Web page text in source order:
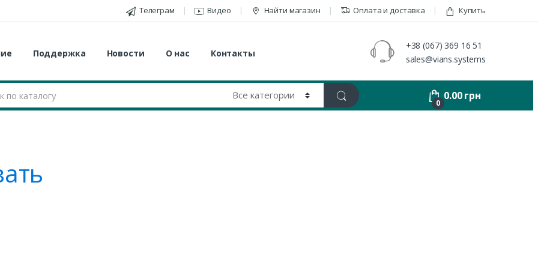
Телеграм Видео Найти магазин Оплата и доставка Купить
Поддержка Новости О нас Контакты
+38 (067) 369 16 51
sales@vians.systems
0
0.00грн